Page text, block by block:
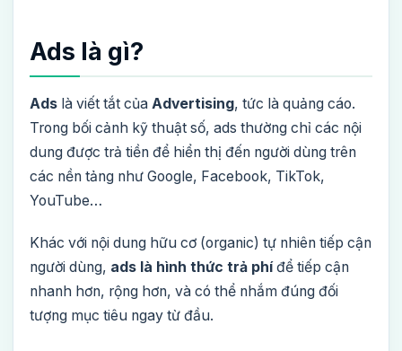
Ads là gì?
Ads là viết tắt của Advertising, tức là quảng cáo.
Trong bối cảnh kỹ thuật số, ads thường chỉ các nội
dung được trả tiền để hiển thị đến người dùng trên
các nền tảng như Google, Facebook, TikTok,
YouTube…
Khác với nội dung hữu cơ (organic) tự nhiên tiếp cận
người dùng, ads là hình thức trả phíđể tiếp cận
nhanh hơn, rộng hơn, và có thể nhắm đúng đối
tượng mục tiêu ngay từ đầu.